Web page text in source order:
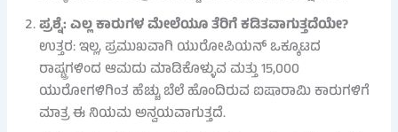
ಪ್ರಶ್ನೆ: ಎಲ್ಲ ಕಾರುಗಳ ಮೇಲೆಯೂ ತೆರಿಗೆ ಕಡಿತವಾಗುತ್ತದೆಯೇ?
ಉತ್ತರ: ಇಲ್ಲ, ಪ್ರಮುಖವಾಗಿ ಯುರೋಪಿಯನ್ ಒಕ್ಕೂಟದ
ರಾಷ್ಟ್ರಗಳಿಂದ ಆಮದು ಮಾಡಿಕೊಳ್ಳುವ ಮತ್ತು 15,000
ಯುರೋಗಳಿಗಿಂತ ಹೆಚ್ಚು ಬೆಲೆ ಹೊಂದಿರುವ ಐಷಾರಾಮಿ ಕಾರುಗಳಿಗೆ
ಮಾತ್ರ ಈ ನಿಯಮ ಅನ್ವಯವಾಗುತ್ತದೆ.